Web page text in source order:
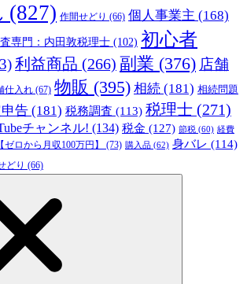
(827) 作間せどり (66) 個人事業主 (168)
専門：内田敦税理士 (102) 初心者
利益商品 (266) 副業 (376) 店舗
仕入れ (67) 物販 (395) 相続 (181) 相続問題
告 (181) 税務調査 (113) 税理士 (271)
チャンネル! (134) 税金 (127) 節税 (60) 経費
ゼロから月収100万円】 (73) 購入品 (62) 身バレ (114)
どり (66)